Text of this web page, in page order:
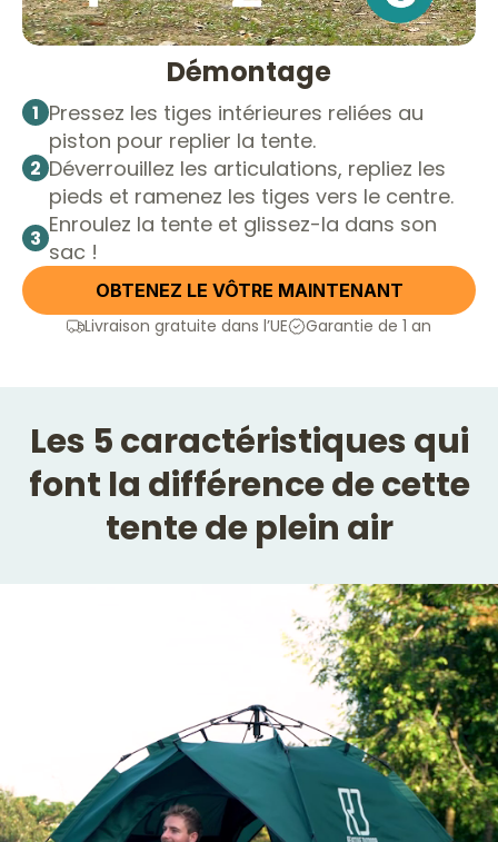
Démontage
1 Pressez les tiges intérieures reliées au
piston pour replier la tente.
2 Déverrouillez les articulations, repliez les
pieds et ramenez les tiges vers le centre.
3 Enroulez la tente et glissez-la dans son
sac !
OBTENEZ LE VÔTRE MAINTENANT
Livraison gratuite dans l’UE
Garantie de 1 an
Les 5 caractéristiques qui
font la différence de cette
tente de plein air